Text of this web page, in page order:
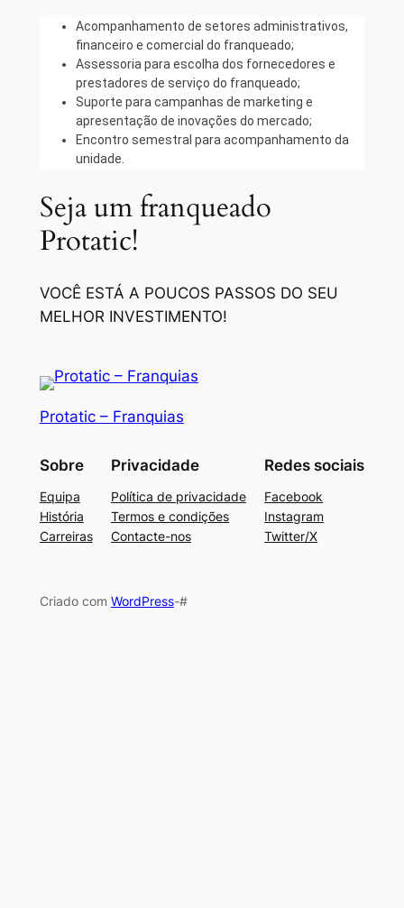
Acompanhamento de setores administrativos,
financeiro e comercial do franqueado;
Assessoria para escolha dos fornecedores e
prestadores de serviço do franqueado;
Suporte para campanhas de marketing e
apresentação de inovações do mercado;
Encontro semestral para acompanhamento da
unidade.
Seja um franqueado
Protatic!
VOCÊ ESTÁ A POUCOS PASSOS DO SEU
MELHOR INVESTIMENTO!
Protatic – Franquias
Sobre
Equipa
História
Carreiras
Privacidade
Política de privacidade
Termos e condições
Contacte-nos
Redes sociais
Facebook
Instagram
Twitter/X
Criado com WordPress-#